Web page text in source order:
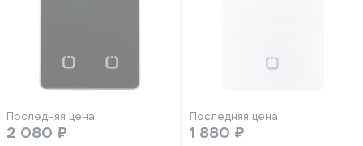
Последняя цена
2 080 ₽
Последняя цена
1 880 ₽